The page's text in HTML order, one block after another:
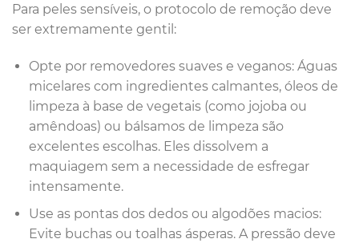
Para peles sensíveis, o protocolo de remoção deve
ser extremamente gentil:
Opte por removedores suaves e veganos: Águas
micelares com ingredientes calmantes, óleos de
limpeza à base de vegetais (como jojoba ou
amêndoas) ou bálsamos de limpeza são
excelentes escolhas. Eles dissolvem a
maquiagem sem a necessidade de esfregar
intensamente.
Use as pontas dos dedos ou algodões macios:
Evite buchas ou toalhas ásperas. A pressão deve